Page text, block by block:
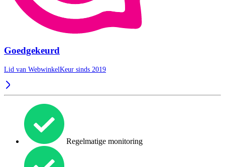
Goedgekeurd
Lid van WebwinkelKeur sinds 2019
Regelmatige monitoring